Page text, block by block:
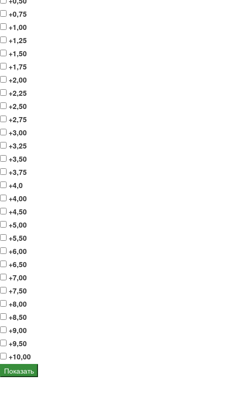
+0,75
+1,00
+1,25
+1,50
+1,75
+2,00
+2,25
+2,50
+2,75
+3,00
+3,25
+3,50
+3,75
+4,0
+4,00
+4,50
+5,00
+5,50
+6,00
+6,50
+7,00
+7,50
+8,00
+8,50
+9,00
+9,50
+10,00
Показать